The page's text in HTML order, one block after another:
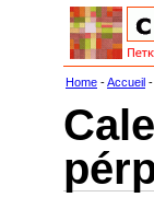
Home -Accueil -